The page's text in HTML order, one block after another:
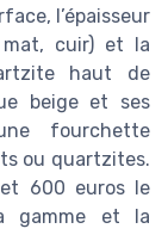
l’épaisseur
cuir) et la
haut de
beige et ses
fourchette
ou quartzites.
600 euros le
gamme et la